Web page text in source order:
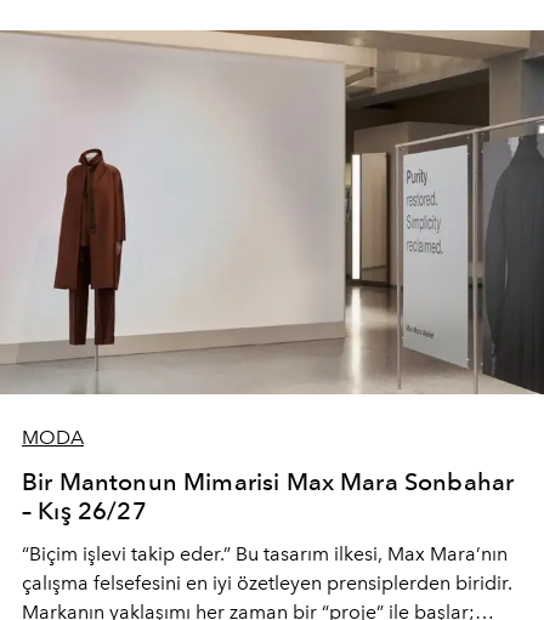
MODA
Bir Mantonun Mimarisi Max Mara Sonbahar
– Kış 26/27
“Biçim işlevi takip eder.” Bu tasarım ilkesi, Max Mara’nın
çalışma felsefesini en iyi özetleyen prensiplerden biridir.
Markanın yaklaşımı her zaman bir “proje” ile başlar;